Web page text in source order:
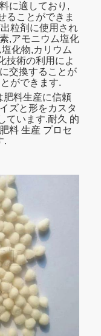
Φ186×300
¥0.5mm
Φ2.5~Φ10
2%~5%
に適しており,
ることができま
粒剤に使用され
,アモニウム塩化
化物,カリウム
技術の利用によ
交換することが
ができます.
肥料生産に信頼
ズと形をカスタ
ています.耐久 的
料 生産 プロセ
.